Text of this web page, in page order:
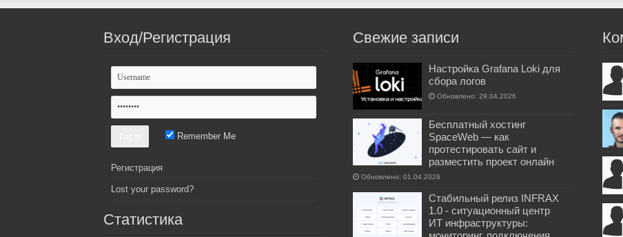
Вход/Регистрация
Remember Me
Регистрация
Lost your password?
Статистика
Свежие записи
Настройка Grafana Loki для
сбора логов
Обновлено: 29.04.2026
Бесплатный хостинг
SpaceWeb — как
протестировать сайт и
разместить проект онлайн
Обновлено: 01.04.2026
Стабильный релиз INFRAX
1.0 - ситуационный центр
ИТ инфраструктуры: